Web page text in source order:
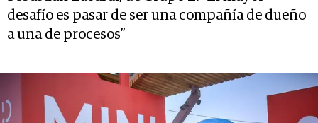
desafío es pasar de ser una compañía de dueño
a una de procesos”